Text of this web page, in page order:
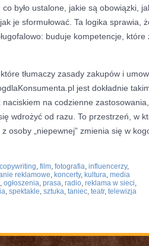
było ustalone, jakie są obowiązki,
je sformułować. Ta logika sprawia,
buduje kompetencje,
tłumaczy zasady zakupów i
jest dokładnie
naciskiem na codzienne
wdrożyć od razu. To przestrzeń, w
osoby „niepewnej” zmienia się w
copywriting, film, fotografia, influencerzy,
reklamowe, koncerty, kultura, media
, ogłoszenia, prasa, radio, reklama w sieci,
, spektakle, sztuka, taniec, teatr, telewizja